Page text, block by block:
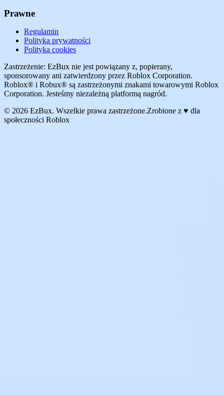
Prawne
Regulamin
Polityka prywatności
Polityka cookies
Zastrzeżenie: EzBux nie jest powiązany z, popierany,
sponsorowany ani zatwierdzony przez Roblox Corporation.
Roblox® i Robux® są zastrzeżonymi znakami towarowymi Roblox
Corporation. Jesteśmy niezależną platformą nagród.
© 2026 EzBux. Wszelkie prawa zastrzeżone.Zrobione z ♥ dla
społeczności Roblox